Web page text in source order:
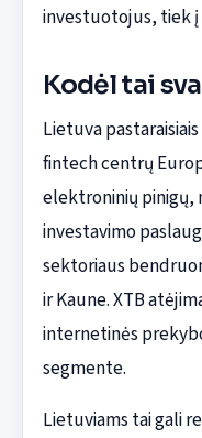
investuotojus, tiek į
Kodėl tai
Lietuva
fintech centrų
elektroninių pinigų,
investavimo
sektoriaus
ir Kaune. XTB
internetinės
segmente.
Lietuviams tai gali